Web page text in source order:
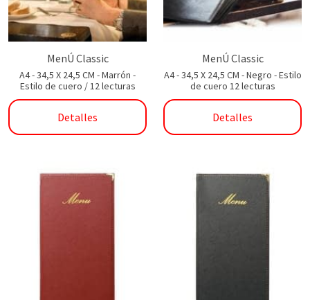
MenÚ Classic
A4 - 34,5 X 24,5 CM - Marrón -
Estilo de cuero / 12 lecturas
Detalles
MenÚ Classic
A4 - 34,5 X 24,5 CM - Negro - Estilo
de cuero 12 lecturas
Detalles